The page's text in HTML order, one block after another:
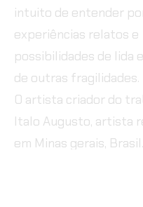
intuito de entender
experiências relatos e
possibilidades de lida
de outras fragilidades.
O artista criador do
Italo Augusto, artista
em Minas gerais, Brasil.